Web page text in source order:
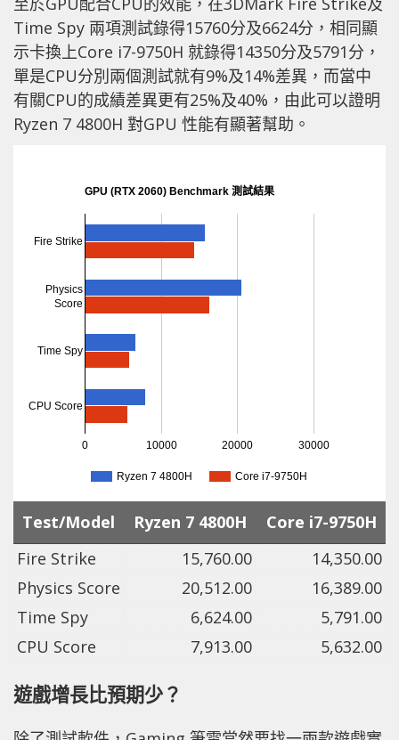
Time Spy 兩項測試錄得15760分及6624分，相同顯
示卡換上Core i7-9750H 就錄得14350分及5791分，
單是CPU分別兩個測試就有9%及14%差異，而當中
有關CPU的成績差異更有25%及40%，由此可以證明
Ryzen 7 4800H 對GPU 性能有顯著幫助。
GPU (RTX 2060) Benchmark 測試結果
Ryzen 7 4800H Core i7-9750H
0 10000 20000 30000
Fire Strike
Physics
Score
Time Spy
CPU Score
Test/Model Ryzen 7 4800H
Core i7-9750H
Fire Strike
15,760.00
14,350.00
Physics Score
20,512.00
16,389.00
Time Spy
6,624.00
5,791.00
CPU Score
7,913.00 5,632.00
遊戲增長比預期少？